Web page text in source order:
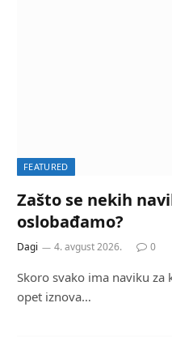
FEATURED
Zašto se nekih
oslobađamo?
Dagi 4. avgust 2026. 0
Skoro svako ima naviku za
opet iznova…